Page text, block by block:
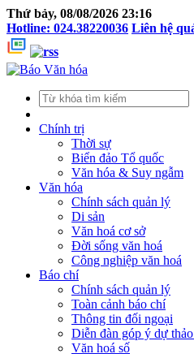
Thứ bảy, 08/08/2026 23:16
Hotline: 024.38220036 Liên hệ
Chính trị
Thời sự
Biển đảo Tổ quốc
Văn hóa & Suy ngẫm
Văn hóa
Chính sách quản lý
Di sản
Văn hoá cơ sở
Đời sống văn hoá
Công nghiệp văn hoá
Báo chí
Chính sách quản lý
Toàn cảnh báo chí
Thông tin đối ngoại
Diễn đàn góp ý dự
Văn hoá số